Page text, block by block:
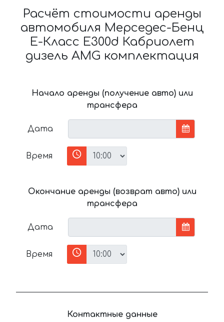
Расчёт стоимости аренды
автомобиля Мерседес-Бенц
Е-Класс Е300d Кабриолет
дизель AMG комплектация
Начало аренды (получение авто) или
трансфера
Дата
Время
Окончание аренды (возврат авто) или
трансфера
Дата
Время
Контактные данные